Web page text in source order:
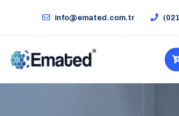
info@emated.com.tr